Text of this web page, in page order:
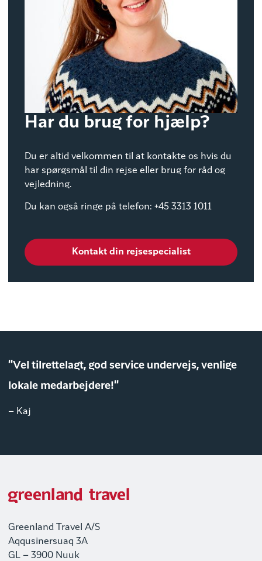
Har du brug for hjælp?
Du er altid velkommen til at kontakte os hvis du
har spørgsmål til din rejse eller brug for råd og
vejledning.
Du kan også ringe på telefon: +45 3313 1011
Kontakt din rejsespecialist
"Vel tilrettelagt, god service undervejs, venlige
lokale medarbejdere!"
– Kaj
Greenland Travel A/S
Aqqusinersuaq 3A
GL – 3900 Nuuk